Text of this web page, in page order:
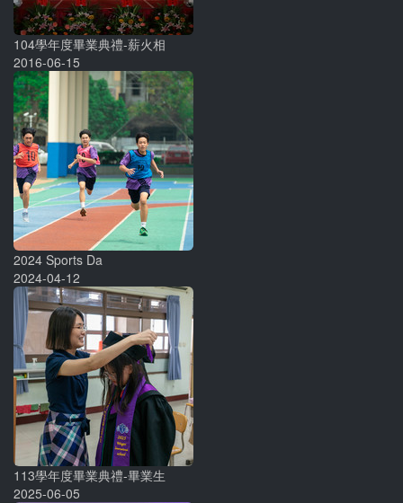
104學年度畢業典禮-薪火相
2016-06-15
2024 Sports Da
2024-04-12
113學年度畢業典禮-畢業生
2025-06-05